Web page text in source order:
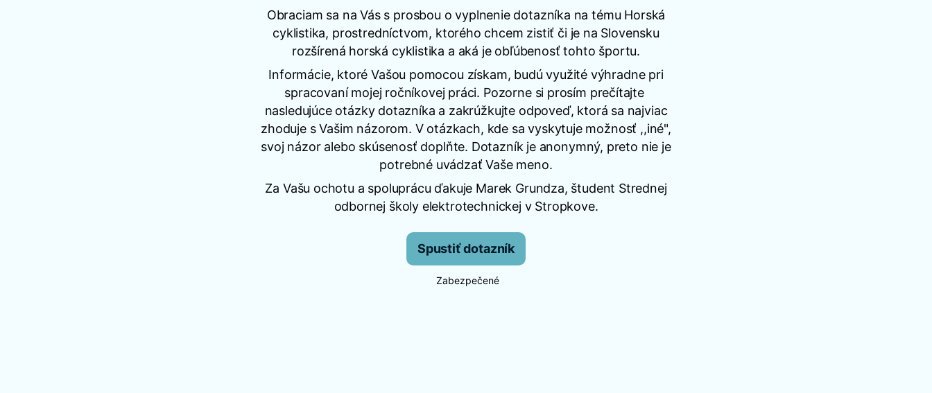
Obraciam sa na Vás s prosbou o vyplnenie dotazníka na tému Horská
cyklistika, prostredníctvom, ktorého chcem zistiť či je na Slovensku
rozšírená horská cyklistika a aká je obľúbenosť tohto športu.
Informácie, ktoré Vašou pomocou získam, budú využité výhradne pri
spracovaní mojej ročníkovej práci. Pozorne si prosím prečítajte
nasledujúce otázky dotazníka a zakrúžkujte odpoveď, ktorá sa najviac
zhoduje s Vašim názorom. V otázkach, kde sa vyskytuje možnosť ,,iné",
svoj názor alebo skúsenosť doplňte. Dotazník je anonymný, preto nie je
potrebné uvádzať Vaše meno.
Za Vašu ochotu a spoluprácu ďakuje Marek Grundza, študent Strednej
odbornej školy elektrotechnickej v Stropkove.
Spustiť dotazník
Zabezpečené